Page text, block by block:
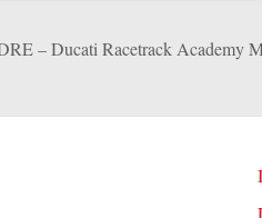
– Ducati Racetrack Academy